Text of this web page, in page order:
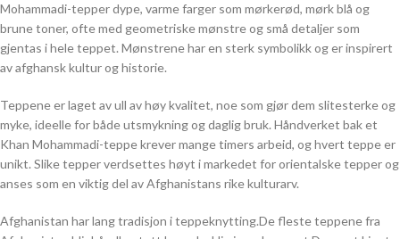
Mohammadi-tepper dype, varme farger som mørkerød, mørk blå og
brune toner, ofte med geometriske mønstre og små detaljer som
gjentas i hele teppet. Mønstrene har en sterk symbolikk og er inspirert
av afghansk kultur og historie.
Teppene er laget av ull av høy kvalitet, noe som gjør dem slitesterke og
myke, ideelle for både utsmykning og daglig bruk. Håndverket bak et
Khan Mohammadi-teppe krever mange timers arbeid, og hvert teppe er
unikt. Slike tepper verdsettes høyt i markedet for orientalske tepper og
anses som en viktig del av Afghanistans rike kulturarv.
Afghanistan har lang tradisjon i teppeknytting.De fleste teppene fra